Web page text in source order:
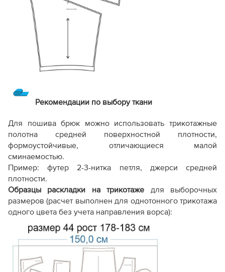
Рекомендации по выбору ткани
Для пошива брюк можно использовать трикотажные
полотна средней поверхностной плотности,
формоустойчивые, отличающиеся малой
сминаемостью.
Пример: футер 2-3-нитка петля, джерси средней
плотности.
Образцы раскладки на трикотаже для выборочных
размеров (расчет выполнен для однотонного трикотажа
одного цвета без учета направления ворса):